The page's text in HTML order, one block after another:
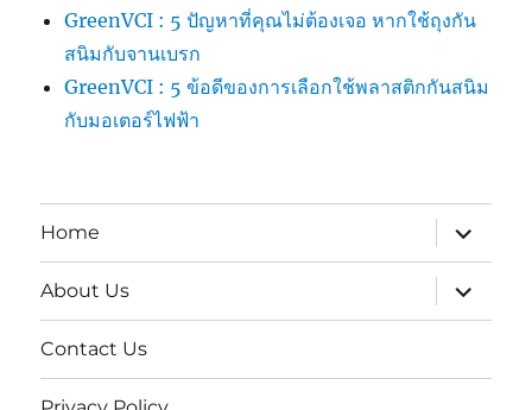
GreenVCI : 5 ปัญหาที่คุณไม่ต้องเจอ หากใช้ถุงกัน
สนิมกับจานเบรก
GreenVCI : 5 ข้อดีของการเลือกใช้พลาสติกกันสนิม
กับมอเตอร์ไฟฟ้า
Home
expand
child
menu
About Us
expand
child
menu
Contact Us